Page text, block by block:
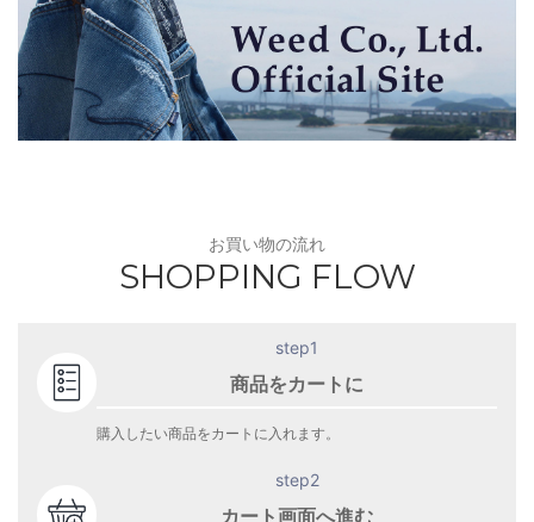
お買い物の流れ
SHOPPING FLOW
step1
商品をカートに
購入したい商品をカートに入れます。
step2
カート画面へ進む